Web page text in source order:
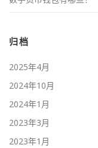
归档
2025年4月
2024年10月
2024年1月
2023年3月
2023年1月